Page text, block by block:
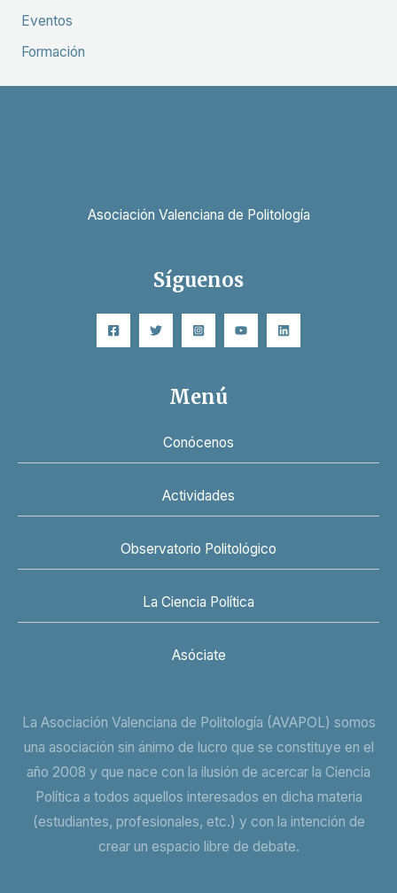
Eventos
Formación
Asociación Valenciana de Politología
Síguenos
Menú
Conócenos
Actividades
Observatorio Politológico
La Ciencia Política
Asóciate
La Asociación Valenciana de Politología (AVAPOL) somos
una asociación sin ánimo de lucro que se constituye en el
año 2008 y que nace con la ilusión de acercar la Ciencia
Política a todos aquellos interesados en dicha materia
(estudiantes, profesionales, etc.) y con la intención de
crear un espacio libre de debate.